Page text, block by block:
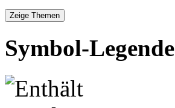
Symbol-Legende